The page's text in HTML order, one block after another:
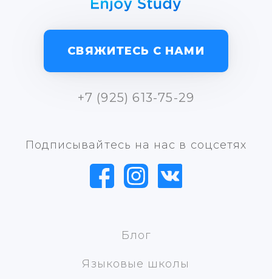
Блог
Языковые школы
СВЯЖИТЕСЬ С НАМИ
+7 (925) 613-75-29
Подписывайтесь на нас в соцсетях